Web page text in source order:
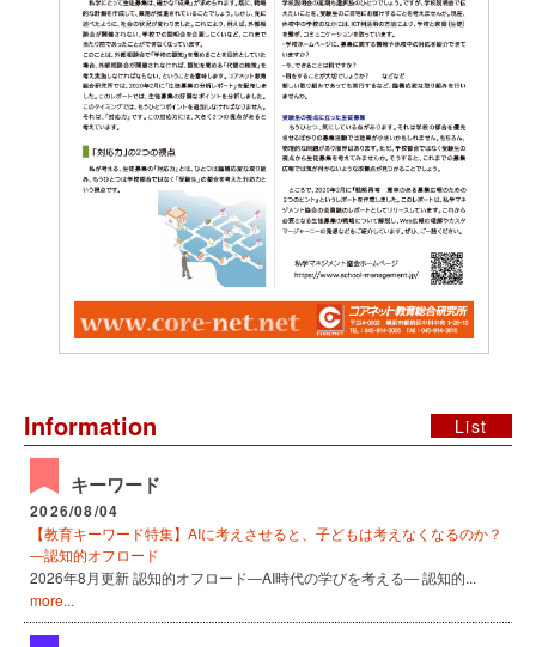
Information List
キーワード
2026/08/04
【教育キーワード特集】AIに考えさせると、子どもは考えなくなるのか？
―認知的オフロード
2026年8月更新 認知的オフロード―AI時代の学びを考える― 認知的...
more...